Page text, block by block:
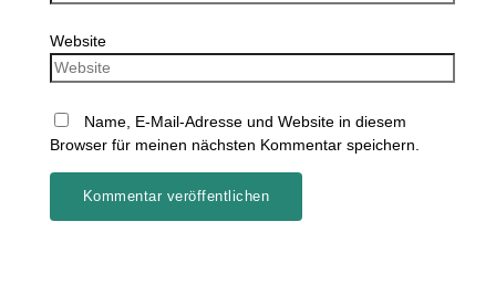
Website
Name, E-Mail-Adresse und Website in diesem
Browser für meinen nächsten Kommentar speichern.